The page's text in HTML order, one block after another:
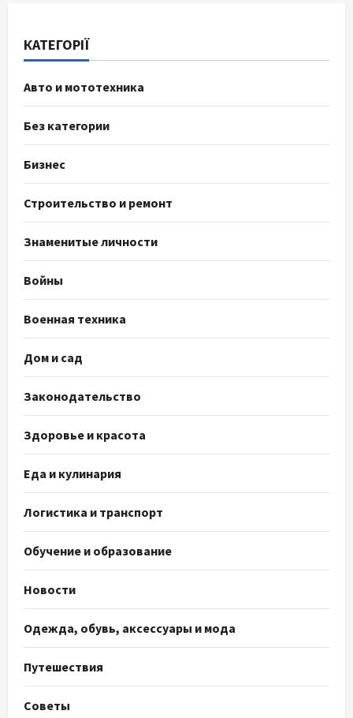
КАТЕГОРІЇ
Авто и мототехника
Без категории
Бизнес
Строительство и ремонт
Знаменитые личности
Войны
Военная техника
Дом и сад
Законодательство
Здоровье и красота
Еда и кулинария
Логистика и транспорт
Обучение и образование
Новости
Одежда, обувь, аксессуары и мода
Путешествия
Советы